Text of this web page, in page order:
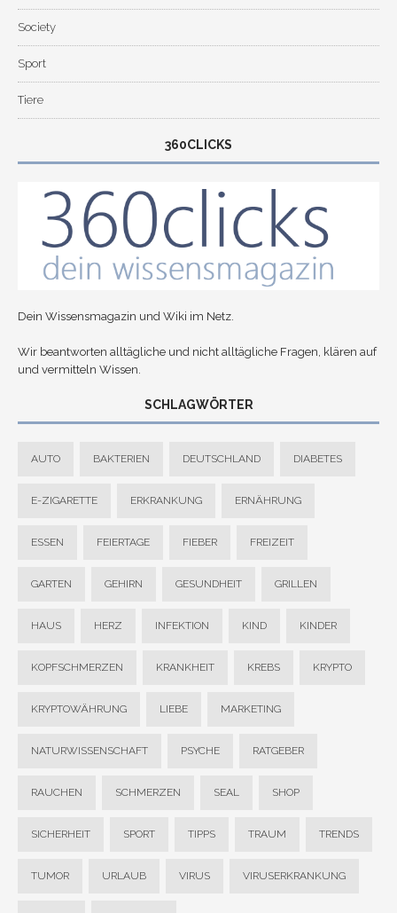
Society
Sport
Tiere
360CLICKS
Dein Wissensmagazin und Wiki im Netz.
Wir beantworten alltägliche und nicht alltägliche Fragen, klären auf
und vermitteln Wissen.
SCHLAGWÖRTER
AUTO BAKTERIEN DEUTSCHLAND DIABETES
E-ZIGARETTE ERKRANKUNG ERNÄHRUNG
ESSEN FEIERTAGE FIEBER FREIZEIT
GARTEN GEHIRN GESUNDHEIT GRILLEN
HAUS HERZ INFEKTION KIND KINDER
KOPFSCHMERZEN KRANKHEIT KREBS KRYPTO
KRYPTOWÄHRUNG LIEBE MARKETING
NATURWISSENSCHAFT PSYCHE RATGEBER
RAUCHEN SCHMERZEN SEAL SHOP
SICHERHEIT SPORT TIPPS TRAUM TRENDS
TUMOR URLAUB VIRUS VIRUSERKRANKUNG